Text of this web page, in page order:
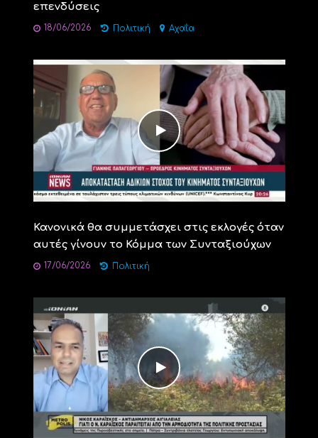
επενδύσεις
18/06/2026 Πολιτική Αχαΐα
Κανονικά θα συμμετάσχει στις εκλογές όταν
αυτές γίνουν το Κόμμα των Συνταξιούχων
17/06/2026 Πολιτική